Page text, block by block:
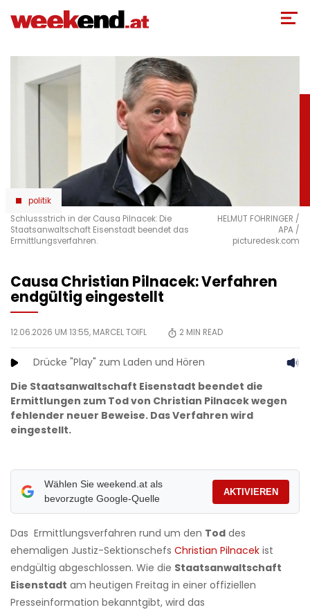
zum
politik
Schlussstrich in der Causa Pilnacek: Die
Staatsanwaltschaft Eisenstadt beendet das
Ermittlungsverfahren.
HELMUT FOHRINGER /
APA /
picturedesk.com
Causa Christian Pilnacek: Verfahren
endgültig eingestellt
12.06.2026 UM 13:55, MARCEL TOIFL 2 MIN READ
Drücke "Play" zum Laden und Hören
Die Staatsanwaltschaft Eisenstadt beendet die
Ermittlungen zum Tod von Christian Pilnacek wegen
fehlender neuer Beweise. Das Verfahren wird
eingestellt.
Wählen Sie weekend.at als
bevorzugte Google-Quelle
AKTIVIEREN
Das Ermittlungsverfahren rund um den Tod des
ehemaligen Justiz-Sektionschefs Christian Pilnacek ist
endgültig abgeschlossen. Wie die Staatsanwaltschaft
Eisenstadt am heutigen Freitag in einer offiziellen
Presseinformation bekanntgibt, wird das